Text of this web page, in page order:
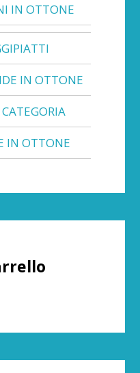
IN OTTONE
IN OTTONE
IN OTTONE